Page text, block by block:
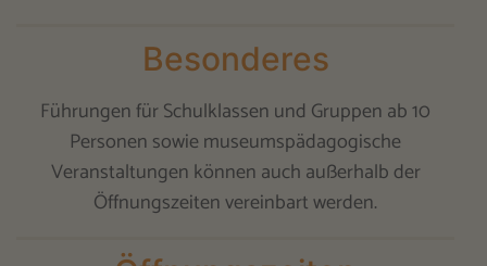
Besonderes
Führungen für Schulklassen und Gruppen ab 10
Personen sowie museumspädagogische
Veranstaltungen können auch außerhalb der
Öffnungszeiten vereinbart werden.